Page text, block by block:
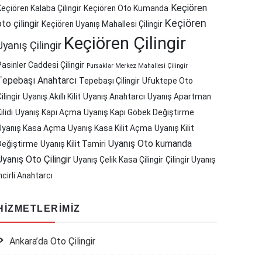
Kalaba Çilingir Keçiören Oto Kumanda Keçiören
çilingir Keçiören Uyanış Mahallesi Çilingir Keçiören
Çilingir Keçiören Çilingir
Caddesi Çilingir Pursaklar Merkez Mahallesi Çilingir
Anahtarcı Tepebaşı Çilingir Ufuktepe Oto
Uyanış Akıllı Kilit Uyanış Anahtarcı Uyanış Apartman
Uyanış Kapı Açma Uyanış Kapı Göbek Değiştirme
Kasa Açma Uyanış Kasa Kilit Açma Uyanış Kilit
Uyanış Kilit Tamiri Uyanış Oto kumanda
Oto Çilingir Uyanış Çelik Kasa Çilingir Çilingir Uyanış
Anahtarcı
Ankara’da Oto Çilingir